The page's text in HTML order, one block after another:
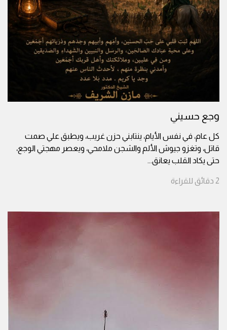
وجع حسيني
كل عام، في نفس الأيام، ينتابني حزن غريب، ويطبق علي صمت
قاتل، وتغزو جيوش الألم والشجن ملامحي، ويعصر مهجتي الوجع،
حتى يكاد القلب يعانق...
2 دقائق للقراءة